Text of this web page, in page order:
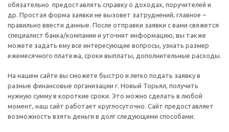
обязательно предоставлять справку о доходах, поручителей и
др. Простая форма заявки не вызовет затруднений, главное –
правильно ввести данные. После отправки заявки с вами свяжется
специалист банка/компании и уточнит информацию, вы также
можете задать ему все интересующие вопросы, узнать размер
ежемесячного платежа, сроки выплаты, дополнительные расходы.
На нашем сайте вы сможете быстро и легко подать заявку в
разные финансовые организации г. Новый Торьял, получить
нужную сумму в короткие сроки. Это можно сделать в любой
момент, наш сайт работает круглосуточно. Сайт предоставляет
возможность взять деньги в долг следующими способами: